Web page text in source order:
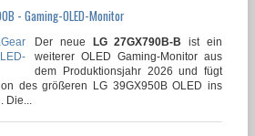
- Gaming-OLED-Monitor
Der neue LG 27GX790B-B
ist ein
weiterer OLED Gaming-Monitor aus
dem Produktionsjahr 2026 und fügt
des größeren LG 39GX950B OLED ins